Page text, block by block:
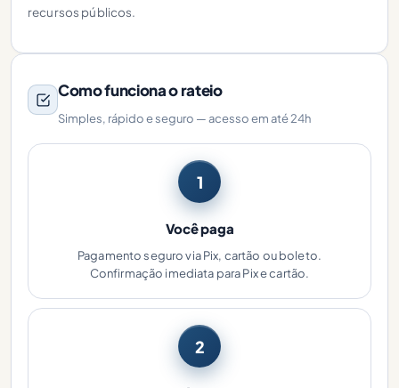
recursos públicos.
Como funciona o rateio
Simples, rápido e seguro — acesso em até 24h
1
Você paga
Pagamento seguro via Pix, cartão ou boleto.
Confirmação imediata para Pix e cartão.
2